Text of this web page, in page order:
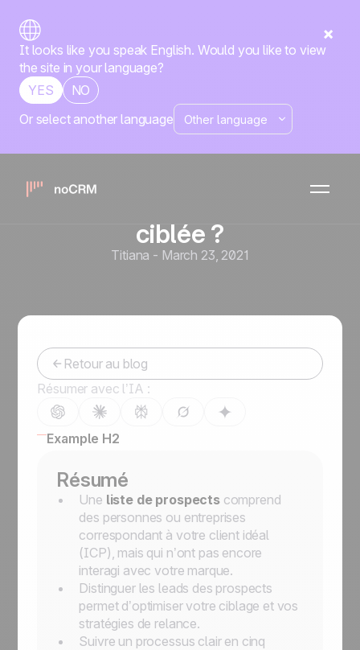
It looks like you speak English. Would you like to view
the site in your language?
YES
NO
Or select another language
Prospection commerciale
Comment constituer une
liste de prospection
ciblée ?
Titiana - March 23, 2021
Retour au blog
Résumer avec l’IA :
Example H2
Résumé
Une liste de prospectscomprend
des personnes ou entreprises
correspondant à votre client idéal
(ICP), mais qui n’ont pas encore
interagi avec votre marque.
Distinguer les leads des prospects
permet d’optimiser votre ciblage et vos
stratégies de relance.
Suivre un processus clair en cinq